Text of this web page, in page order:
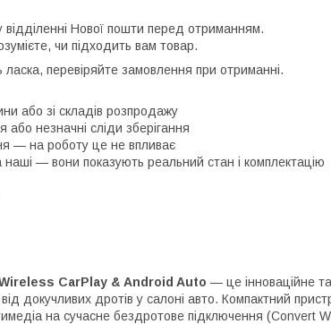
Нової пошти перед отриманням.
чи підходить вам товар.
перевіряйте замовлення при отриманні.
або зі складів розпродажу
незначні сліди зберігання
— на роботу це не впливає
— вони показують реальний стан і комплектацію
CarPlay & Android Auto — це інноваційне та
докучливих дротів у салоні авто. Компактний
на сучасне бездротове підключення (Convert